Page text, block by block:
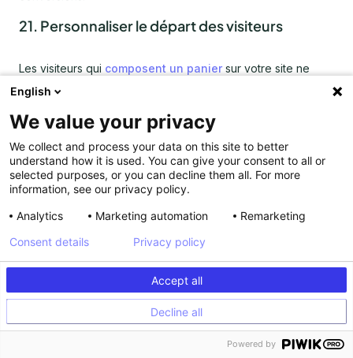
21. Personnaliser le départ des visiteurs
Les visiteurs qui composent un panier sur votre site ne
sont pas toujours connus et peuvent être des visiteurs
anonymes. Dans ce cas, aucun moyen de leur rappeler leur
panier par mail ultérieurement.
Segment ciblé :les visiteurs s’apprêtant à quitter votre site.
Action personnalisée : Pour convaincre les visiteurs de
finaliser leurs achats avant leur sortie de site, une pop-in se
déclenche lorsqu’ils s’apprêtent à quitter la page. Il s’agit du
dernier message qui est adressé aux visiteurs, il faut donc
avancer des arguments qui vont les persuader : par
exemple une promotion ou la livraison offerte.
Cette liste vous sera utile lors de la mise en place de votre
English
We value your privacy
We collect and process your data on this site to better
understand how it is used. You can give your consent to all or
selected purposes, or you can decline them all. For more
information, see our privacy policy.
Analytics
Marketing automation Remarketing
Accept all
Decline all
Consent details Privacy policy
Powered by